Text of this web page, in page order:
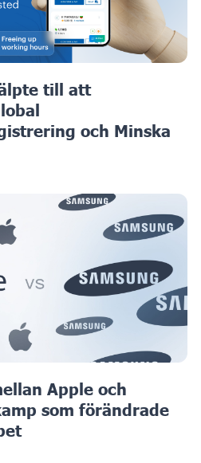
till att
och Minska
Apple och
som förändrade